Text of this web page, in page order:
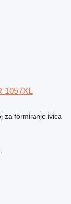
1057XL
za formiranje ivica